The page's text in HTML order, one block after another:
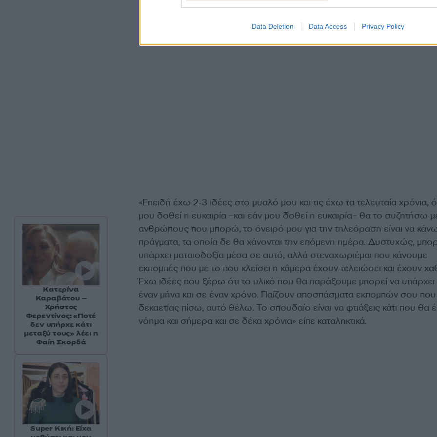
Data Deletion Data Access Privacy Policy
«Επειδή έχω 2-3 ιδέες στο μυαλό μου και τις έχω τα τελευταία χρόνια,
μου δοθεί η ευκαιρία –και εάν μου δοθεί η ευκαιρία– θα το συζητήσω
ανθρώπους που μπορώ, το όνειρό μου για την τηλεόραση είναι να
πράγματα, τα οποία δε θα χάνονται την επόμενη ημέρα. Δυστυχώς,
υπάρχει ματαιοδοξία μέσα σε αυτό, αλλά στεναχωριέμαι που κάνουμε
εκπομπές που με το που κλείσει η κάμερα έχουν τελειώσει και έχουν
Έχω ιδέες που ξέρω ότι το υλικό που θα παράξουμε μπορεί να υπάρχει
έναν μήνα και σε έναν χρόνο. Παίζουν αποσπάσματα εκπομπών σου που
δεκαετίας πίσω, αυτό θέλω. Το σπουδαίο είναι να φτιάξεις κάτι που θα
νόημα και σήμερα και σε δέκα χρόνια» είπε καταληκτικά.
Κατερίνα
Καραβάτου –
Χρήστος
Φερεντίνος: «Ποτέ
δεν υπήρχε κάτι
μεταξύ τους» λέει η
Φαίη Σκορδά
Super Κική: Είχα